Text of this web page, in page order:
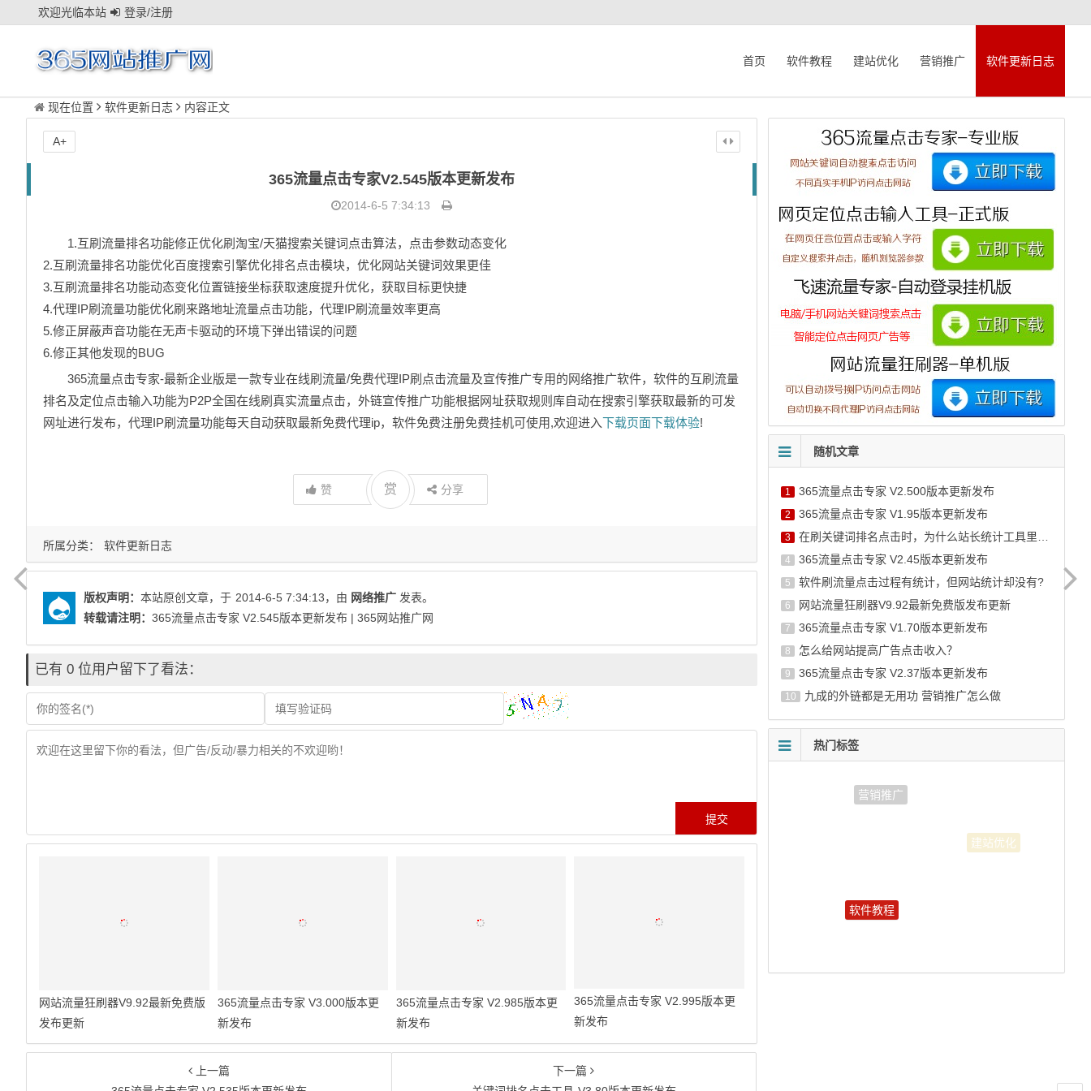
欢迎光临本站 登录/注册
首页 软件教程 建站优化 营销推广 软件更新日志
现在位置 软件更新日志 内容正文
365流量点击专家V2.545版本更新发布
2014-6-5 7:34:13
1.互刷流量排名功能修正优化刷淘宝/天猫搜索关键词点击算法，点击参数动态变化
2.互刷流量排名功能优化百度搜索引擎优化排名点击模块，优化网站关键词效果更佳
3.互刷流量排名功能动态变化位置链接坐标获取速度提升优化，获取目标更快捷
4.代理IP刷流量功能优化刷来路地址流量点击功能，代理IP刷流量效率更高
5.修正屏蔽声音功能在无声卡驱动的环境下弹出错误的问题
6.修正其他发现的BUG
365流量点击专家-最新企业版是一款专业在线刷流量/免费代理IP刷点击流量及宣传推广专用的网络推广软件，软件的互刷流量
排名及定位点击输入功能为P2P全国在线刷真实流量点击，外链宣传推广功能根据网址获取规则库自动在搜索引擎获取最新的可发
网址进行发布，代理IP刷流量功能每天自动获取最新免费代理ip，软件免费注册免费挂机可使用,欢迎进入下载页面下载体验!
赞 赏 分享
A+
所属分类： 软件更新日志
版权声明： 本站原创文章，于 2014-6-5 7:34:13，由 网络推广 发表。
转载请注明： 365流量点击专家 V2.545版本更新发布 | 365网站推广网
已有 0 位用户留下了看法：
网站流量狂刷器V9.92最新免费版
发布更新
365流量点击专家 V3.000版本更
新发布
365流量点击专家 V2.985版本更
新发布
365流量点击专家 V2.995版本更
新发布
上一篇
下一篇
随机文章
1 365流量点击专家 V2.500版本更新发布
2 365流量点击专家 V1.95版本更新发布
3 在刷关键词排名点击时，为什么站长统计工具里的流量不增加呢？
4 365流量点击专家 V2.45版本更新发布
5 软件刷流量点击过程有统计，但网站统计却没有?
6 网站流量狂刷器V9.92最新免费版发布更新
7 365流量点击专家 V1.70版本更新发布
8 怎么给网站提高广告点击收入？
9 365流量点击专家 V2.37版本更新发布
10 九成的外链都是无用功 营销推广怎么做
热门标签
营销推广
建站优化
软件教程